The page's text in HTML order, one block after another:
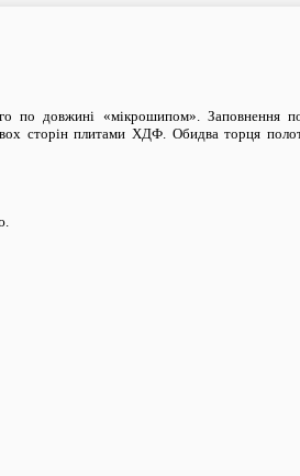
по довжині «мікрошипом». Заповнення
сторін плитами ХДФ. Обидва торця